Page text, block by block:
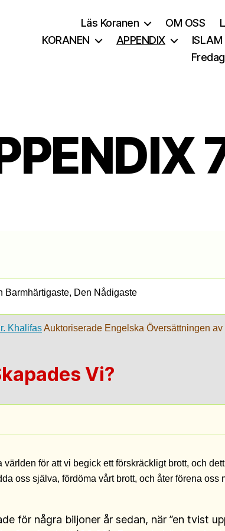
Läs Koranen OM OSS
KORANEN
APPENDIX ISLAM
Barmhärtigaste, Den Nådigaste
KhalifasAuktoriserade Engelska Översättningen av
Vi?
världen för att vi begick ett förskräckligt brott, och
oss själva, fördöma vårt brott, och åter förena oss
för några biljoner år sedan, när ”en tvist